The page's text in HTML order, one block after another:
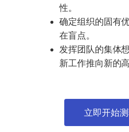
性。
确定组织的固有
在盲点。
发挥团队的集体
新工作推向新的高
立即开始